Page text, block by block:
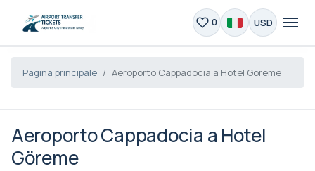
0 USD
Pagina principale Aeroporto Cappadocia a Hotel Göreme
Aeroporto Cappadocia a Hotel
Göreme